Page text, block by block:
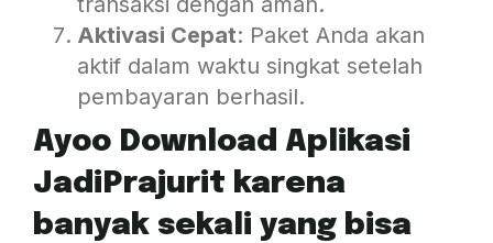
Aktivasi Cepat: Paket Anda akan
aktif dalam waktu singkat setelah
pembayaran berhasil.
Ayoo Download Aplikasi
JadiPrajurit karena
banyak sekali yang bisa